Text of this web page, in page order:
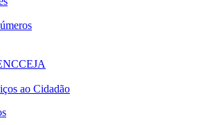
ao Cidadão